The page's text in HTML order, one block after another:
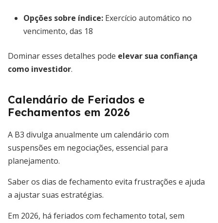
Opções sobre índice: Exercício automático no
vencimento, das 18
Dominar esses detalhes pode elevar sua confiança
como investidor.
Calendário de Feriados e
Fechamentos em 2026
A B3 divulga anualmente um calendário com
suspensões em negociações, essencial para
planejamento.
Saber os dias de fechamento evita frustrações e ajuda
a ajustar suas estratégias.
Em 2026, há feriados com fechamento total, sem